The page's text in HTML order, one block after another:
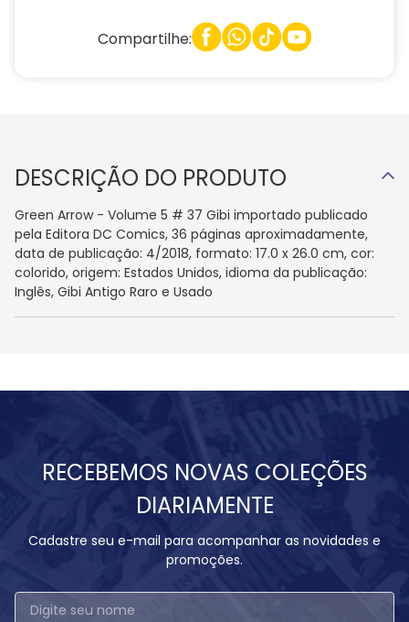
Compartilhe:
DESCRIÇÃO DO PRODUTO
Green Arrow - Volume 5 # 37 Gibi importado publicado
pela Editora DC Comics, 36 páginas aproximadamente,
data de publicação: 4/2018, formato: 17.0 x 26.0 cm, cor:
colorido, origem: Estados Unidos, idioma da publicação:
Inglês, Gibi Antigo Raro e Usado
RECEBEMOS NOVAS COLEÇÕES
DIARIAMENTE
Cadastre seu e-mail para acompanhar as novidades e
promoções.